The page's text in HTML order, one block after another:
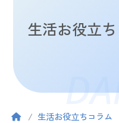
生活お役立
生活お役立ちコラム